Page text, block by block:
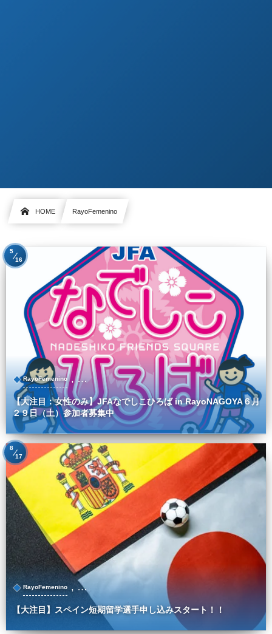
HOME RayoFemenino
RayoFemenino , …
【大注目：女性のみ】JFAなでしこひろば in RayoNAGOYA６月
２９日（土）参加者募集中
5
16
RayoFemenino , …
【大注目】スペイン短期留学選手申し込みスタート！！
8
17